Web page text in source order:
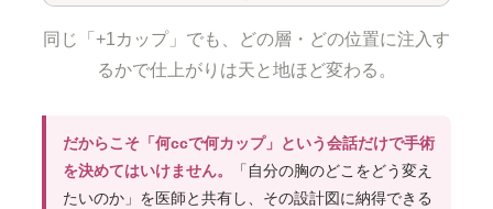
同じ「+1カップ」でも、どの層・どの位置に注入す
るかで仕上がりは天と地ほど変わる。
だからこそ「何ccで何カップ」という会話だけで手術
を決めてはいけません。
「自分の胸のどこをどう変え
たいのか」を医師と共有し、その設計図に納得できる